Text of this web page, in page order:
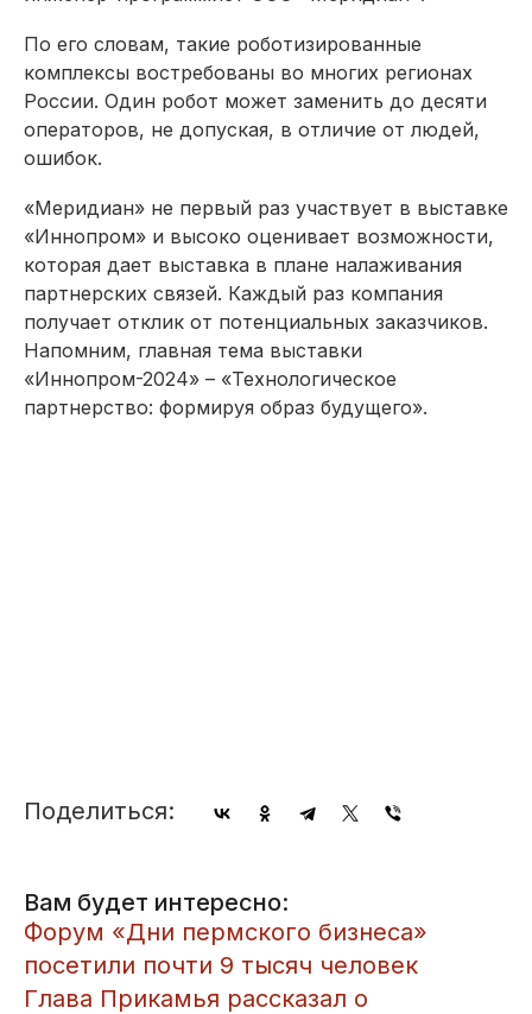
По его словам, такие роботизированные
комплексы востребованы во многих регионах
России. Один робот может заменить до десяти
операторов, не допуская, в отличие от людей,
ошибок.
«Меридиан» не первый раз участвует в выставке
«Иннопром» и высоко оценивает возможности,
которая дает выставка в плане налаживания
партнерских связей. Каждый раз компания
получает отклик от потенциальных заказчиков.
Напомним, главная тема выставки
«Иннопром-2024» – «Технологическое
партнерство: формируя образ будущего».
Поделиться:
Вам будет интересно:
Форум «Дни пермского бизнеса»
посетили почти 9 тысяч человек
Глава Прикамья рассказал о